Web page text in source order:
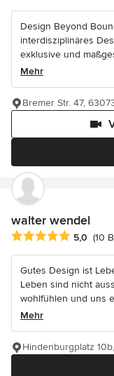
Design Beyond
interdisziplinäres
exklusive und
Mehr
Bremer Str. 47,
walter wendel
Durchschnittliche
5,0 (10
Gutes Design ist
Leben sind nicht
wohlfühlen und uns
Mehr
Hindenburgplatz